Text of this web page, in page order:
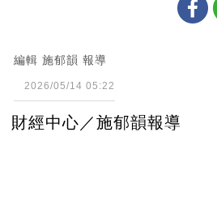
編輯 施郁韻 報導
2026/05/14 05:22
財經中心／施郁韻報導